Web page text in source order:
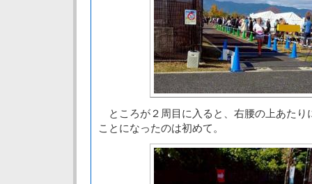
ところが２周目に入ると、右腰の上あたり
ことになったのは初めて。